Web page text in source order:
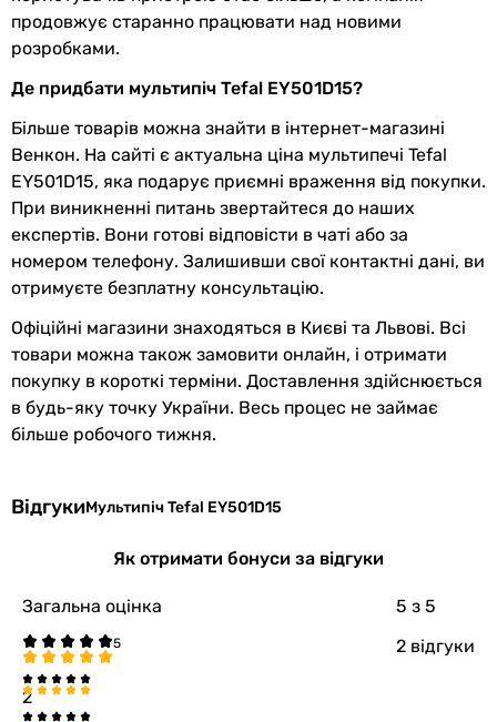
носять ознайомлювальний характер і можуть змінюватися
виробником без повідомлення. Магазин не несе
продовжує старанно працювати над новими
розробками.
Де придбати мультипіч Tefal EY501D15?
Більше товарів можна знайти в інтернет-магазині
Венкон. На сайті є актуальна ціна мультипечі Tefal
EY501D15, яка подарує приємні враження від покупки.
При виникненні питань звертайтеся до наших
експертів. Вони готові відповісти в чаті або за
номером телефону. Залишивши свої контактні дані, ви
отримуєте безплатну консультацію.
Офіційні магазини знаходяться в Києві та Львові. Всі
товари можна також замовити онлайн, і отримати
покупку в короткі терміни. Доставлення здійснюється
в будь-яку точку України. Весь процес не займає
більше робочого тижня.
ВідгукиМультипіч Tefal EY501D15
Як отримати бонуси за відгуки
Загальна оцінка 5 з 5
2 відгуки
2